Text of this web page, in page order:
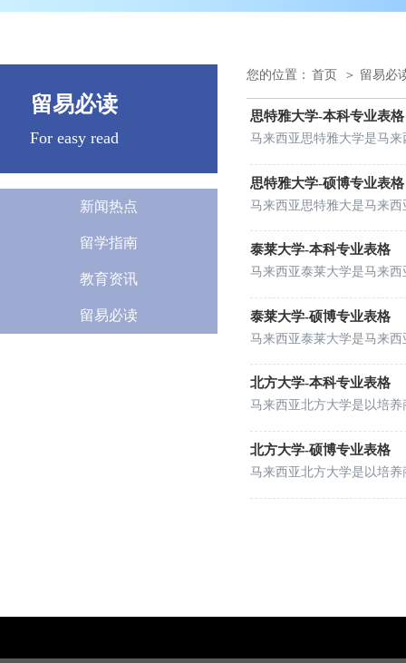
留易必读
For easy read
您的位置： 首页 ＞ 留易必
思特雅大学-本科专业表格
思特雅大学-硕博专业表格
泰莱大学-本科专业表格
泰莱大学-硕博专业表格
北方大学-本科专业表格
北方大学-硕博专业表格
新闻热点
留学指南
教育资讯
留易必读